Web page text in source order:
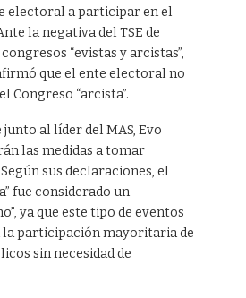
electoral a participar en el
la negativa del TSE de
“evistas y arcistas”,
que el ente electoral no
Congreso “arcista”.
al líder del MAS, Evo
las medidas a tomar
sus declaraciones, el
fue considerado un
ya que este tipo de eventos
participación mayoritaria de
sin necesidad de